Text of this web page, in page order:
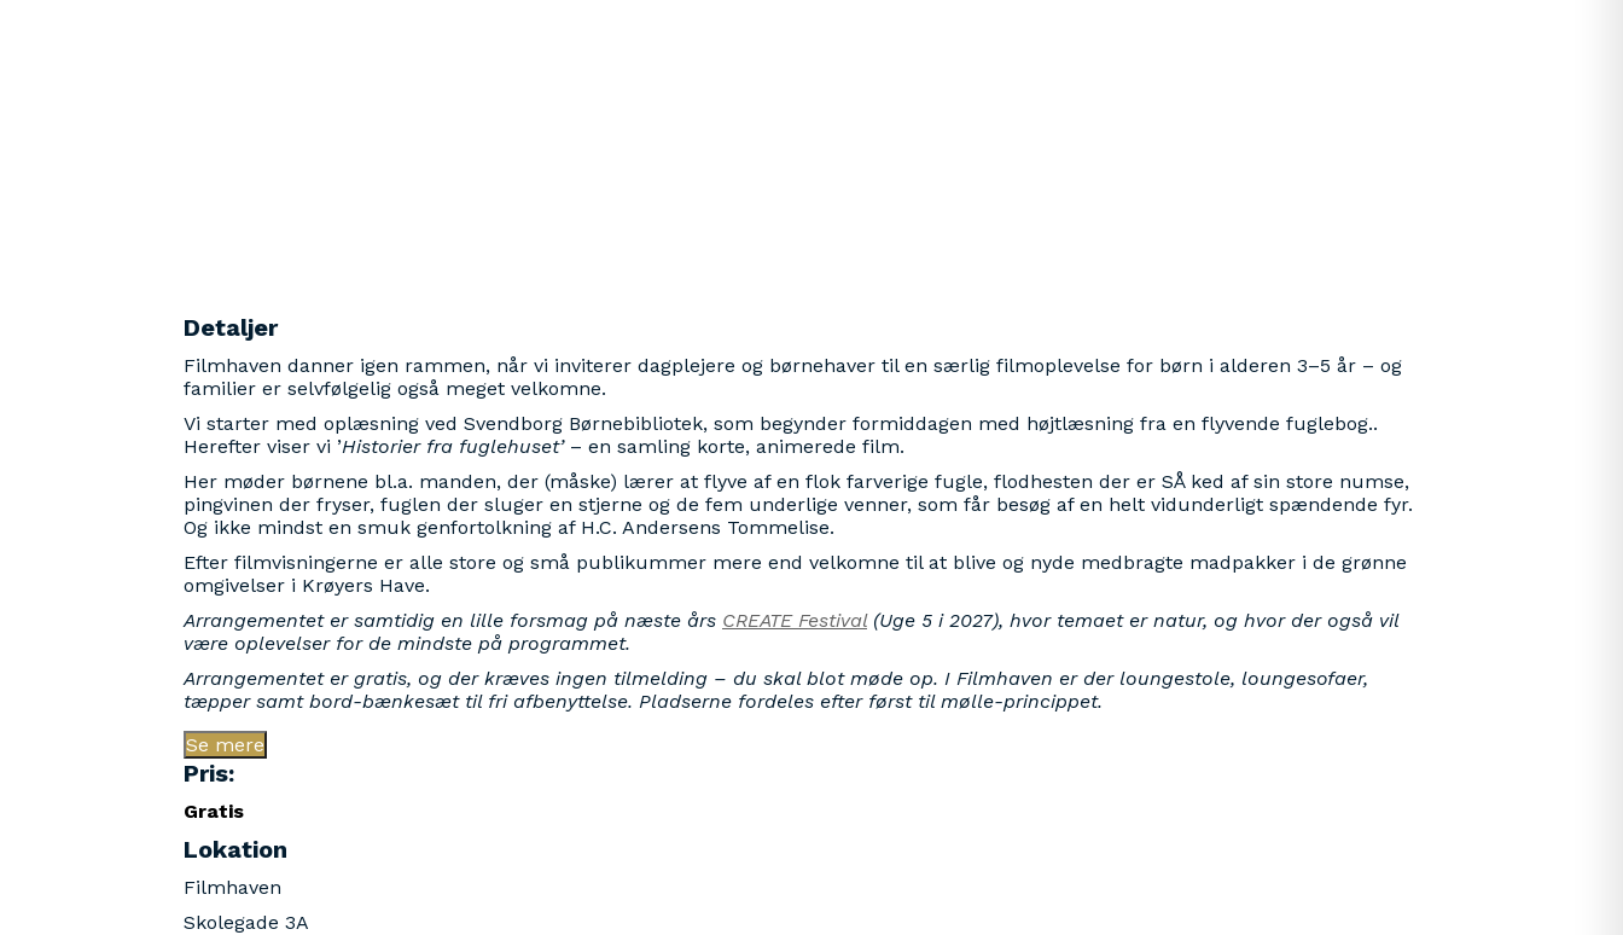
Detaljer
Filmhaven danner igen rammen, når vi inviterer dagplejere og børnehaver til en særlig filmoplevelse for børn i alderen 3–5 år – og
familier er selvfølgelig også meget velkomne.
Vi starter med oplæsning ved Svendborg Børnebibliotek, som begynder formiddagen med højtlæsning fra en flyvende fuglebog..
Herefter viser vi ’Historier fra fuglehuset’– en samling korte, animerede film.
Her møder børnene bl.a. manden, der (måske) lærer at flyve af en flok farverige fugle, flodhesten der er SÅ ked af sin store numse,
pingvinen der fryser, fuglen der sluger en stjerne og de fem underlige venner, som får besøg af en helt vidunderligt spændende fyr.
Og ikke mindst en smuk genfortolkning af H.C. Andersens Tommelise.
Efter filmvisningerne er alle store og små publikummer mere end velkomne til at blive og nyde medbragte madpakker i de grønne
omgivelser i Krøyers Have.
Arrangementet er samtidig en lille forsmag på næste års CREATE Festival(Uge 5 i 2027), hvor temaet er natur, og hvor der også vil
være oplevelser for de mindste på programmet.
Arrangementet er gratis, og der kræves ingen tilmelding – du skal blot møde op. I Filmhaven er der loungestole, loungesofaer,
tæpper samt bord-bænkesæt til fri afbenyttelse. Pladserne fordeles efter først til mølle-princippet.
Se mere
Pris:
Gratis
Lokation
Filmhaven
Skolegade 3A